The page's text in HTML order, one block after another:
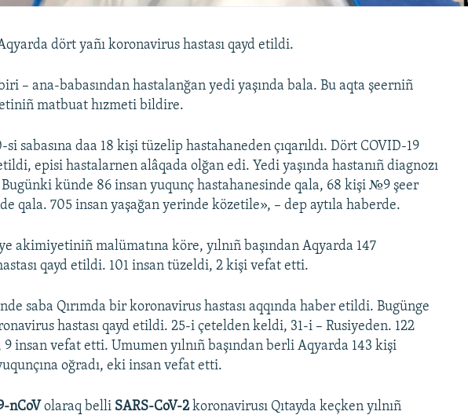
dört yañı koronavirus hastası qayd etildi.
– ana-babasından hastalanğan yedi yaşında bala. Bu aqta şeerniñ
matbuat hızmeti bildire.
si sabasına daa 18 kişi tüzelip hastahaneden çıqarıldı. Dört COVID-19
episi hastalarnen alâqada olğan edi. Yedi yaşında hastanıñ diagnozı
Bugünki künde 86 insan yuqunç hastahanesinde qala, 68 kişi №9 şeer
qala. 705 insan yaşağan yerinde közetile», – dep aytıla haberde.
akimiyetiniñ malümatına köre, yılnıñ başından Aqyarda 147
qayd etildi. 101 insan tüzeldi, 2 kişi vefat etti.
saba Qırımda bir koronavirus hastası aqqında haber etildi. Bugünge
hastası qayd etildi. 25-i çetelden keldi, 31-i – Rusiyeden. 122
insan vefat etti. Umumen yılnıñ başından berli Aqyarda 143 kişi
oğradı, eki insan vefat etti.
nCoVolaraq belli SARS-CoV-2koronavirusı Qıtayda keçken yılnıñ